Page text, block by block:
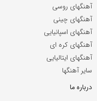
آهنگهای روسی
آهنگهای چینی
آهنگهای اسپانیایی
آهنگهای کره ای
آهنگهای ایتالیایی
سایر آهنگها
درباره ما